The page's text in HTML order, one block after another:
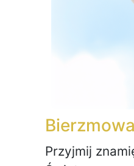
Przyjmij